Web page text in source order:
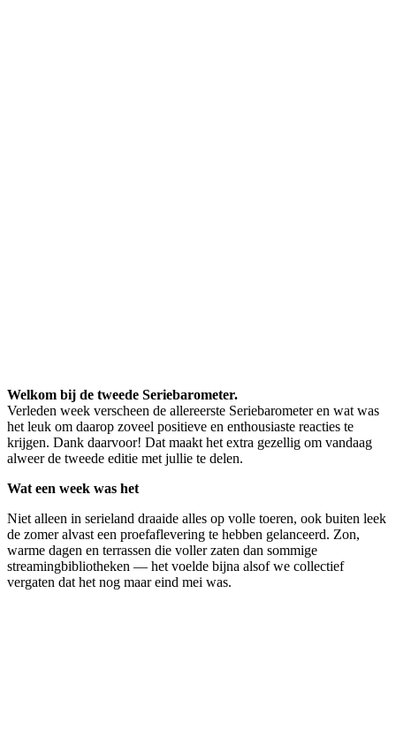
Welkom bij de tweede Seriebarometer.
Verleden week verscheen de allereerste Seriebarometer en wat was
het leuk om daarop zoveel positieve en enthousiaste reacties te
krijgen. Dank daarvoor! Dat maakt het extra gezellig om vandaag
alweer de tweede editie met jullie te delen.
Wat een week was het
Niet alleen in serieland draaide alles op volle toeren, ook buiten leek
de zomer alvast een proefaflevering te hebben gelanceerd. Zon,
warme dagen en terrassen die voller zaten dan sommige
streamingbibliotheken — het voelde bijna alsof we collectief
vergaten dat het nog maar eind mei was.